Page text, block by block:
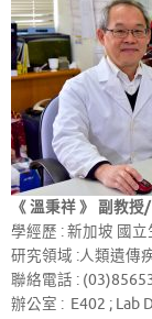
《 溫秉祥 》 副教授
學經歷 : 新加坡 國
研究領域 :人類遺傳
聯絡電話 :
辦公室 : E402 ; Lab